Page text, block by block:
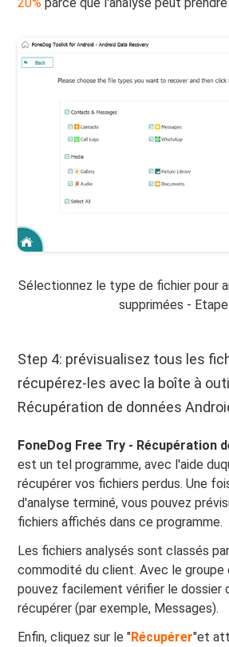
Sélectionnez le type de fichier pour
supprimées -
Step 4: prévisualisez tous les
récupérez-les avec la boîte à
Récupération de données
FoneDog Free Try - Récupération
est un tel programme, avec l'aide
récupérer vos fichiers perdus. Une
d'analyse terminé, vous pouvez
fichiers affichés dans ce programme.
Les fichiers analysés sont classés
commodité du client. Avec le groupe
pouvez facilement vérifier le dossier
récupérer (par exemple, Messages).
Enfin, cliquez sur le "Récupérer"et